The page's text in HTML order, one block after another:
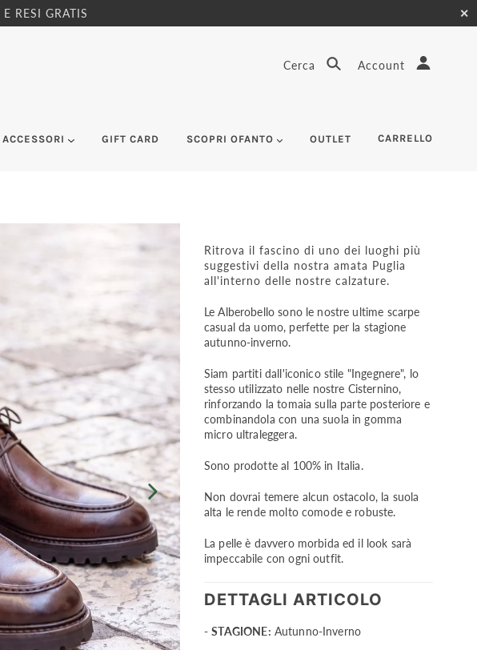
RESI GRATIS ✕
Cerca Account
ACCESSORI GIFT CARD SCOPRI OFANTO OUTLET CARRELLO
Ritrova il fascino di uno dei luoghi più
suggestivi della nostra amata Puglia
all'interno delle nostre calzature.
Le Alberobello sono le nostre ultime scarpe
casual da uomo, perfette per la stagione
autunno-inverno.
Siam partiti dall'iconico stile "Ingegnere", lo
stesso utilizzato nelle nostre Cisternino,
rinforzando la tomaia sulla parte posteriore e
combinandola con una suola in gomma
micro ultraleggera.
Sono prodotte al 100% in Italia.
Non dovrai temere alcun ostacolo, la suola
alta le rende molto comode e robuste.
La pelle è davvero morbida ed il look sarà
impeccabile con ogni outfit.
DETTAGLI ARTICOLO
-STAGIONE: Autunno-Inverno